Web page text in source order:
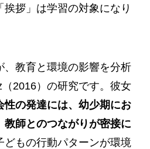
拶」は学習の対象になり
、教育と環境の影響を分析
2016）の研究です。彼女
性の発達には、幼少期にお
教師とのつながりが密接に
どもの行動パターンが環境